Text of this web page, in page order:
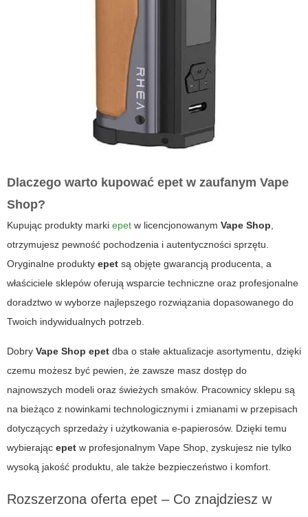
Dlaczego warto kupować epet w zaufanym Vape
Shop?
Kupując produkty marki epet w licencjonowanym Vape Shop
otrzymujesz pewność pochodzenia i autentyczności sprzętu.
Oryginalne produkty epet są objęte gwarancją producenta, a
właściciele sklepów oferują wsparcie techniczne oraz profesjonalne
doradztwo w wyborze najlepszego rozwiązania dopasowanego do
Twoich indywidualnych potrzeb.
Dobry Vape Shop epet dba o stałe aktualizacje asortymentu, dzięki
czemu możesz być pewien, że zawsze masz dostęp do
najnowszych modeli oraz świeżych smaków. Pracownicy sklepu są
na bieżąco z nowinkami technologicznymi i zmianami w przepisach
dotyczących sprzedaży i użytkowania e-papierosów. Dzięki temu
wybierając epet w profesjonalnym Vape Shop, zyskujesz nie tylko
wysoką jakość produktu, ale także bezpieczeństwo i komfort.
Rozszerzona oferta epet – Co znajdziesz w